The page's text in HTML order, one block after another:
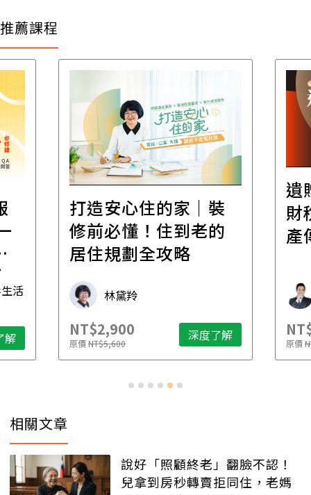
推薦課程
活
解
打造安心住的家｜裝
修前必懂！住到老的
居住規劃全攻略
林黛羚
NT$2,900
原價NT$5,600 深度了解
遺
財
產
原價
相關文章
說好「照顧終老」翻臉不認！
兒拿到房秒轉賣拒同住，老媽